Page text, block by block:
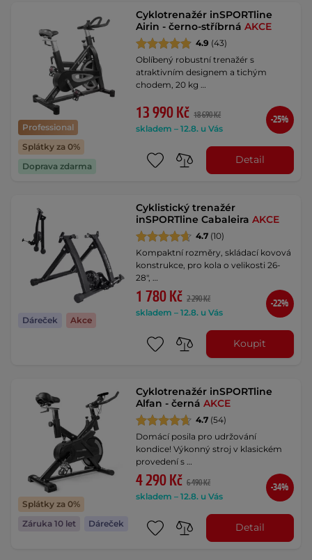
Professional
Splátky za 0%
Doprava zdarma
Cyklotrenažér inSPORTline
Airin - černo-stříbrnáAKCE
4.9 (43)
Oblíbený robustní trenažér s
atraktivním designem a tichým
chodem, 20 kg …
13 990 Kč 18 690 Kč
skladem – 12.8. u Vás
-25%
Detail
Dáreček Akce
Cyklistický trenažér
inSPORTline CabaleiraAKCE
4.7 (10)
Kompaktní rozměry, skládací kovová
konstrukce, pro kola o velikosti 26-
28", …
1 780 Kč 2 290 Kč
skladem – 12.8. u Vás
-22%
Koupit
Splátky za 0%
Záruka 10 let
Dáreček
Cyklotrenažér inSPORTline
Alfan - černáAKCE
4.7 (54)
Domácí posila pro udržování
kondice! Výkonný stroj v klasickém
provedení s …
4 290 Kč 6 490 Kč
skladem – 12.8. u Vás
-34%
Detail